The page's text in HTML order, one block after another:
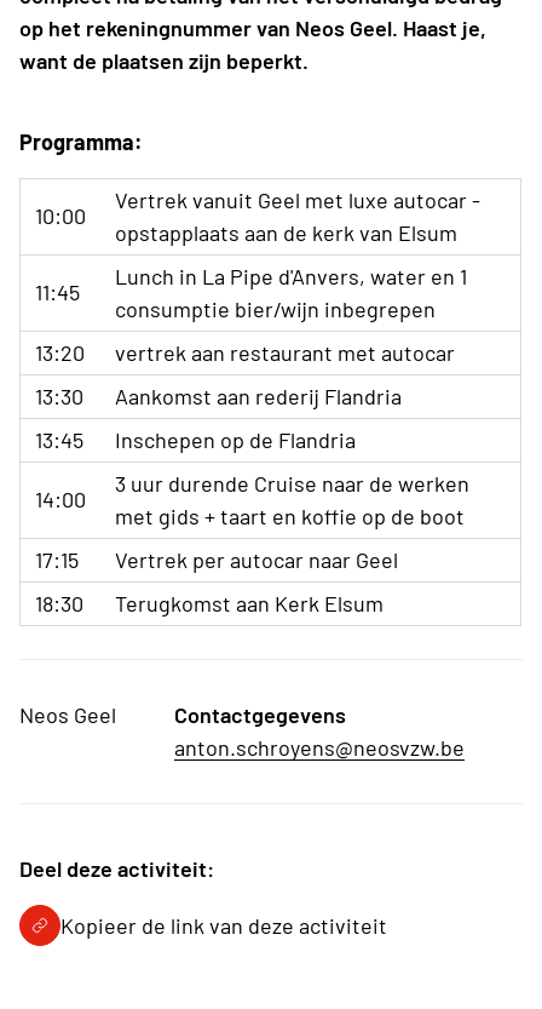
op het rekeningnummer van Neos Geel. Haast je,
want de plaatsen zijn beperkt.
Programma:
10:00
Vertrek vanuit Geel met luxe autocar -
opstapplaats aan de kerk van Elsum
11:45
Lunch in La Pipe d'Anvers, water en 1
consumptie bier/wijn inbegrepen
13:20
vertrek aan restaurant met autocar
13:30
Aankomst aan rederij Flandria
13:45
Inschepen op de Flandria
14:00
3 uur durende Cruise naar de werken
met gids + taart en koffie op de boot
17:15
Vertrek per autocar naar Geel
18:30
Terugkomst aan Kerk Elsum
Neos Geel
Contactgegevens
anton.schroyens@neosvzw.be
Deel deze activiteit:
Kopieer de link van deze activiteit